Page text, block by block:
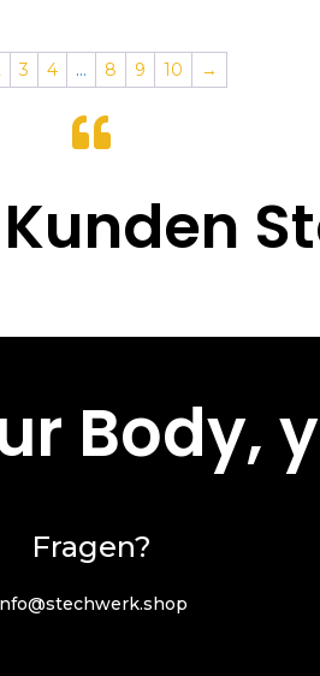
3 4 … 8 9 10 →

Body,
Fragen?